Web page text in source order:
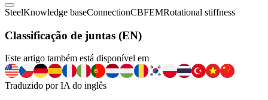
SteelKnowledge baseConnectionCBFEMRotational stiffness
Classificação de juntas (EN)
Este artigo também está disponível em
Traduzido por IA do inglês